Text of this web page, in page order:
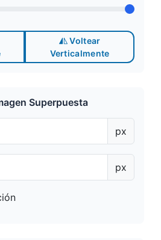
Voltear
Verticalmente
Superpuesta
px
px